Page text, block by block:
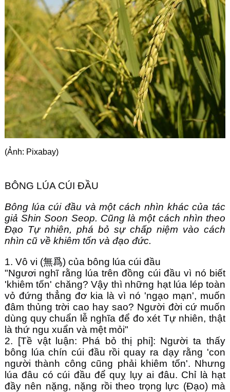
Góc chia sẻ
Liên hệ
Tìm kiếm
(Ảnh: Pixabay)
BÔNG LÚA CÚI ĐẦU
Bông lúa cúi đầu và một cách nhìn khác của tác
giả Shin Soon Seop. Cũng là một cách nhìn theo
Đạo Tự nhiên, phá bỏ sự chấp niệm vào cách
nhìn cũ về khiêm tốn và đạo đức.
1. Vô vi (無爲) của bông lúa cúi đầu
"Ngươi nghĩ rằng lúa trên đồng cúi đầu vì nó biết
'khiêm tốn' chăng? Vậy thì những hạt lúa lép toàn
vỏ đứng thẳng đơ kia là vì nó 'ngạo mạn', muốn
đâm thủng trời cao hay sao? Người đời cứ muốn
dùng quy chuẩn lễ nghĩa để đo xét Tự nhiên, thật
là thứ ngu xuẩn và mệt mỏi"
2. [Tề vật luận: Phá bỏ thị phi]: Người ta thấy
bông lúa chín cúi đầu rồi quay ra dạy rằng 'con
người thành công cũng phải khiêm tốn'. Nhưng
lúa đâu có cúi đầu để quỵ lụy ai đâu. Chỉ là hạt
đầy nên nặng, nặng rồi theo trọng lực (Đạo) mà